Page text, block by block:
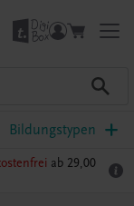
Bildungstypen
ab 29,00